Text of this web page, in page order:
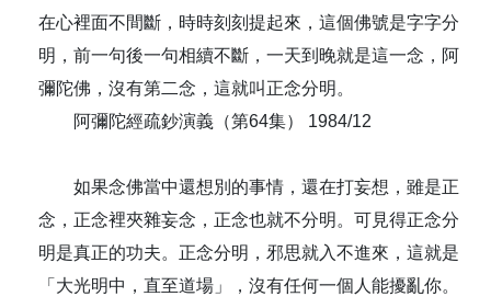
在心裡面不間斷，時時刻刻提起來，這個佛號是字字分
明，前一句後一句相續不斷，一天到晚就是這一念，阿
彌陀佛，沒有第二念，這就叫正念分明。
阿彌陀經疏鈔演義（第64集） 1984/12
如果念佛當中還想別的事情，還在打妄想，雖是正
念，正念裡夾雜妄念，正念也就不分明。可見得正念分
明是真正的功夫。正念分明，邪思就入不進來，這就是
「大光明中，直至道場」，沒有任何一個人能擾亂你。